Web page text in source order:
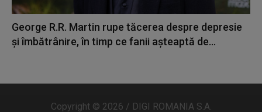
George R.R. Martin rupe tăcerea despre depresie
și îmbătrânire, în timp ce fanii așteaptă de...
Copyright © 2026 / DIGI ROMANIA S.A.